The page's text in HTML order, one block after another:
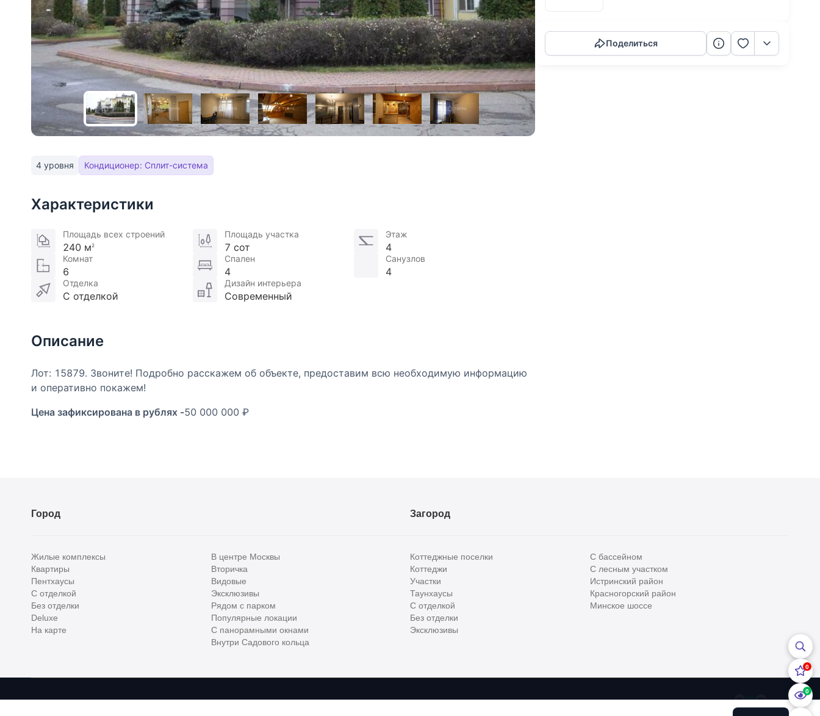
4 уровня Кондиционер: Сплит-система
Характеристики
Площадь всех строений
240 м 2
Площадь участка
7 сот
Этаж
4
Комнат
6
Спален
4
Санузлов
4
Отделка
С отделкой
Дизайн интерьера
Современный
Описание
Лот: 15879. Звоните! Подробно расскажем об объекте, предоставим всю необходимую информацию
и оперативно покажем!
Цена зафиксирована в рублях -50 000 000 ₽
Поделиться
Город
Жилые комплексы
Квартиры
Пентхаусы
С отделкой
Без отделки
Deluxe
На карте
В центре Москвы
Вторичка
Видовые
Эксклюзивы
Рядом с парком
Популярные локации
С панорамными окнами
Внутри Садового кольца
Загород
Коттеджные поселки
Коттеджи
Участки
Таунхаусы
С отделкой
Без отделки
Эксклюзивы
С бассейном
С лесным участком
Истринский район
Красногорский район
Минское шоссе
0
0
Все
Сегодня